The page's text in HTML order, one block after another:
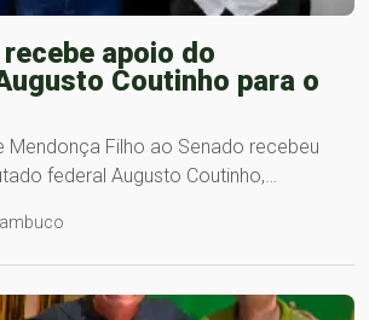
apoio do
Coutinho para o
Mendonça Filho ao Senado recebeu
federal Augusto Coutinho,…